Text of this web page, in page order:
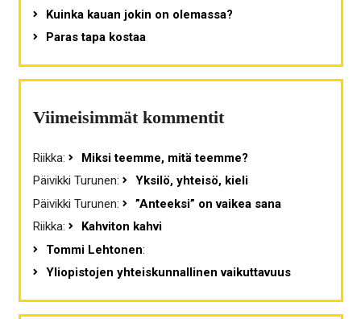
Kuinka kauan jokin on olemassa?
Paras tapa kostaa
Viimeisimmät kommentit
Riikka:
Miksi teemme, mitä teemme?
Päivikki Turunen:
Yksilö, yhteisö, kieli
Päivikki Turunen:
”Anteeksi” on vaikea sana
Riikka:
Kahviton kahvi
Tommi Lehtonen:
Yliopistojen yhteiskunnallinen vaikuttavuus